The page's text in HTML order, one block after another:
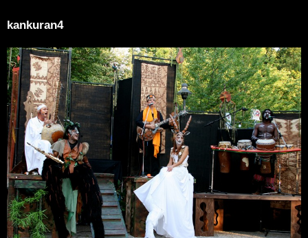
kankuran4